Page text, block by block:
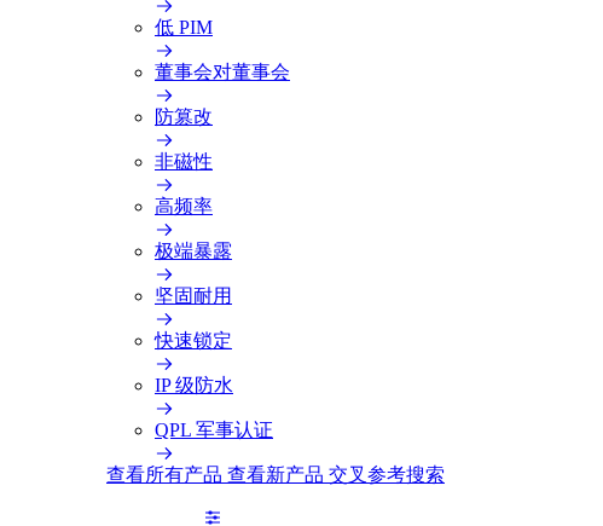
低 PIM
董事会对董事会
防篡改
非磁性
高频率
极端暴露
坚固耐用
快速锁定
IP 级防水
QPL 军事认证
查看所有产品 查看新产品 交叉参考搜索